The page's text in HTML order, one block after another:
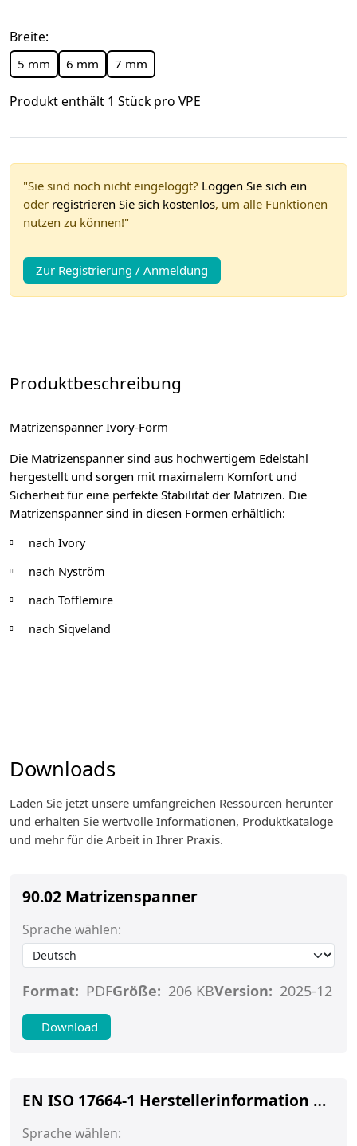
Breite:
5 mm 6 mm 7 mm
Produkt enthält 1 Stück pro VPE
"Sie sind noch nicht eingeloggt? Loggen Sie sich ein
oder registrieren Sie sich kostenlos, um alle Funktionen
nutzen zu können!"
Zur Registrierung / Anmeldung
Produktbeschreibung
Matrizenspanner Ivory-Form
Die Matrizenspanner sind aus hochwertigem Edelstahl
hergestellt und sorgen mit maximalem Komfort und
Sicherheit für eine perfekte Stabilität der Matrizen. Die
Matrizenspanner sind in diesen Formen erhältlich:
nach Ivory
nach Nyström
nach Tofflemire
nach Siqveland
Downloads
Laden Sie jetzt unsere umfangreichen Ressourcen herunter
und erhalten Sie wertvolle Informationen, Produktkataloge
und mehr für die Arbeit in Ihrer Praxis.
90.02 Matrizenspanner
Sprache wählen:
Format: PDFGröße: 206 KBVersion: 2025-12
Download
EN ISO 17664-1 Herstellerinformation Matrizenspanner
Sprache wählen: